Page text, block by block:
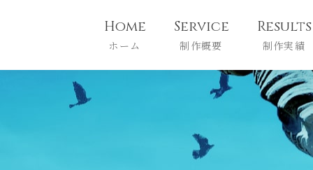
Home
ホーム
Service
制作概要
Results
制作実績